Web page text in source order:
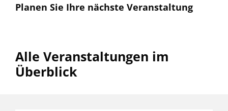
Planen Sie Ihre nächste Veranstaltung
Alle Veranstaltungen im
Überblick